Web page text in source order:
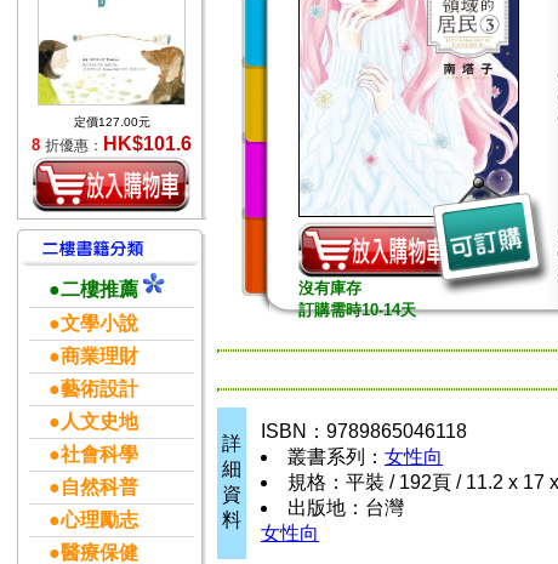
定價127.00元
8 折優惠： HK$101.6
●二樓推薦
●文學小說
●商業理財
●藝術設計
●人文史地
●社會科學
●自然科普
●心理勵志
●醫療保健
沒有庫存
訂購需時10-14天
詳
細
資
料
ISBN：9789865046118
叢書系列： 女性向
規格：平裝 / 192頁 / 11.2 x 17
出版地：台灣
女性向